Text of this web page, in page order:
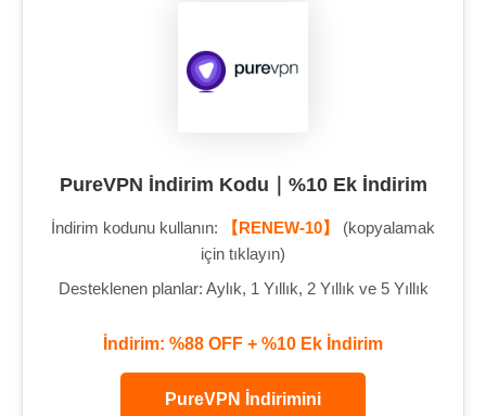
PureVPN İndirim Kodu｜%10 Ek İndirim
İndirim kodunu kullanın: 【RENEW-10】
(kopyalamak
için tıklayın)
Desteklenen planlar: Aylık, 1 Yıllık, 2 Yıllık ve 5 Yıllık
İndirim: %88 OFF + %10 Ek İndirim
PureVPN İndirimini